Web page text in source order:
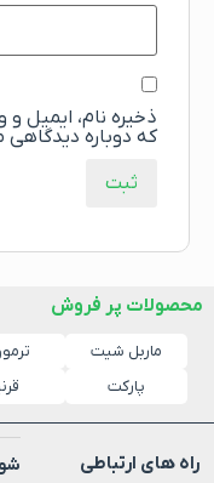
ذخیره نام، ایمیل
که دوباره
محصولات پر فروش
ماربل شیت
پارکت
راه های ارتباطی